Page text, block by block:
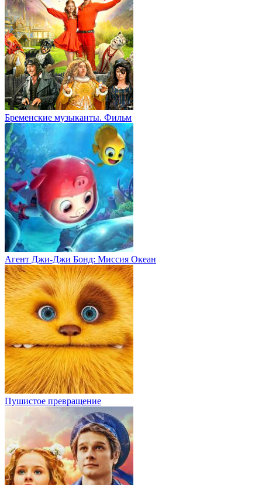
Бременские музыканты. Фильм
Агент Джи-Джи Бонд: Миссия Океан
Пушистое превращение